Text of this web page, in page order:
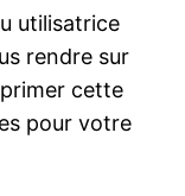
utilisatrice
rendre sur
cette
pour votre